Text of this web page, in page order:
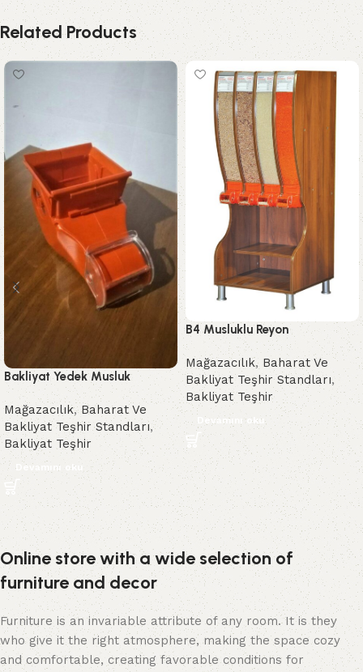
Related Products
Bakliyat Yedek Musluk
Mağazacılık,Baharat Ve
Bakliyat Teşhir Standları,
Bakliyat Teşhir
Devamını oku
B4 Musluklu Reyon
Mağazacılık, Baharat Ve
Bakliyat Teşhir Standları,
Bakliyat Teşhir
Devamını oku
Online store with a wide selection of
furniture and decor
Furniture is an invariable attribute of any room. It is they
who give it the right atmosphere, making the space cozy
and comfortable, creating favorable conditions for